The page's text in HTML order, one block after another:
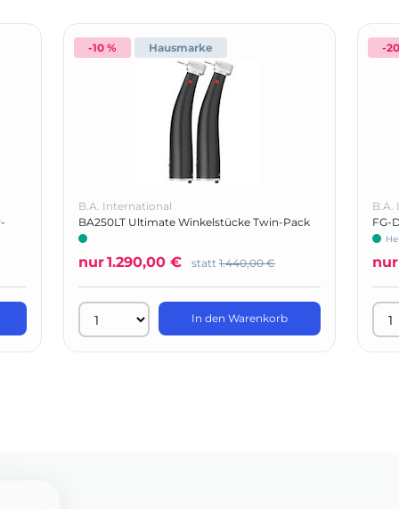
-10 % Hausmarke
B.A. International
BA250LT Ultimate Winkelstücke Twin-Pack
nur1.290,00 € statt 1.440,00 €
In den Warenkorb
-
B.A.
FG-
nur